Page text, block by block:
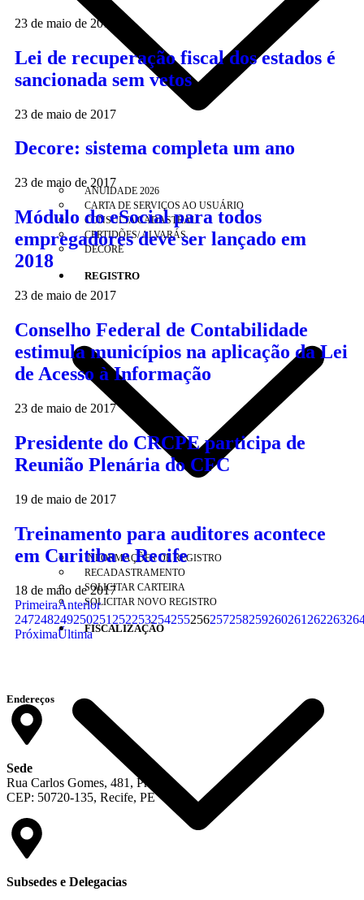
ANUIDADE 2026
CARTA DE SERVIÇOS AO USUÁRIO
CONSULTA CADASTRAL
CERTIDÕES/ ALVARÁS
DECORE
REGISTRO
INFORMAÇÕES DE REGISTRO
RECADASTRAMENTO
SOLICITAR CARTEIRA
SOLICITAR NOVO REGISTRO
FISCALIZAÇÃO
23 de maio de 2017
Lei de recuperação fiscal dos estados é
sancionada sem vetos
23 de maio de 2017
Decore: sistema completa um ano
23 de maio de 2017
Módulo do eSocial para todos
empregadores deve ser lançado em
2018
23 de maio de 2017
Conselho Federal de Contabilidade
estimula municípios na aplicação da Lei
de Acesso à Informação
23 de maio de 2017
Presidente do CRCPE participa de
Reunião Plenária do CFC
19 de maio de 2017
Treinamento para auditores acontece
em Curitiba e Recife
18 de maio de 2017
PrimeiraAnterior
247248249250251 252253254255256257258259260261 262263
PróximaÚltima
Endereços
Sede
Rua Carlos Gomes, 481, Prado
CEP: 50720-135, Recife, PE
Subsedes e Delegacias